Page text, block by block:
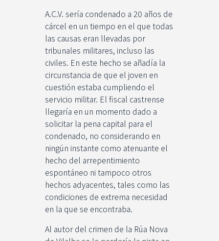
A.C.V. sería condenado a 20 años de
cárcel en un tiempo en el que todas
las causas eran llevadas por
tribunales militares, incluso las
civiles. En este hecho se añadía la
circunstancia de que el joven en
cuestión estaba cumpliendo el
servicio militar. El fiscal castrense
llegaría en un momento dado a
solicitar la pena capital para el
condenado, no considerando en
ningún instante como atenuante el
hecho del arrepentimiento
espontáneo ni tampoco otros
hechos adyacentes, tales como las
condiciones de extrema necesidad
en la que se encontraba.
Al autor del crimen de la Rúa Nova